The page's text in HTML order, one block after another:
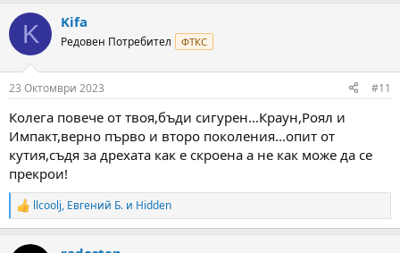
c
i
s
K Kifa
Редовен Потребител ФТКС
23 Октомври 2023 #11
Колега повече от твоя,бъди сигурен...Краун,Роял и
Импакт,верно първо и второ поколения...опит от
кутия,съдя за дрехата как е скроена а не как може да се
прекрои!
R
e
llcoolj, Евгений Б. и Hidden